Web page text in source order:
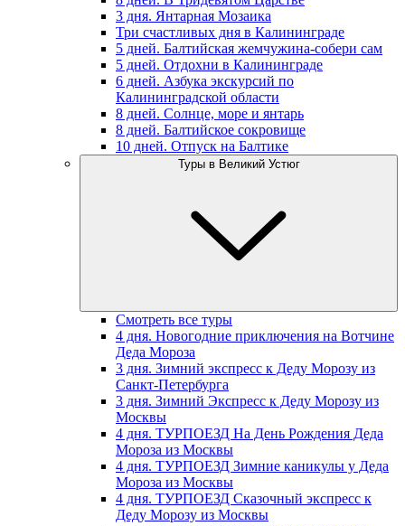
3 дня. Янтарная Мозаика
Три счастливых дня в Калининграде
5 дней. Балтийская жемчужина-собери сам
5 дней. Отдохни в Калининграде
6 дней. Азбука экскурсий по
Калининградской области
8 дней. Солнце, море и янтарь
8 дней. Балтийское сокровище
10 дней. Отпуск на Балтике
Туры в Великий Устюг
Смотреть все туры
4 дня. Новогодние приключения на Вотчине
Деда Мороза
3 дня. Зимний экспресс к Деду Морозу из
Санкт-Петербурга
3 дня. Зимний Экспресс к Деду Морозу из
Москвы
4 дня. ТУРПОЕЗД На День Рождения Деда
Мороза из Москвы
4 дня. ТУРПОЕЗД Зимние каникулы у Деда
Мороза из Москвы
4 дня. ТУРПОЕЗД Сказочный экспресс к
Деду Морозу из Москвы